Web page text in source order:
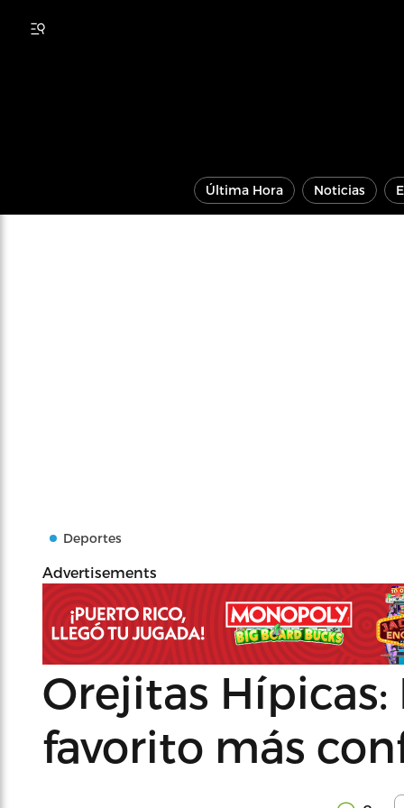
Última Hora Noticias
Deportes
Advertisements
Orejitas Hípicas:
favorito más